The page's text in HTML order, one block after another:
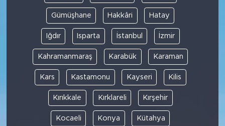
Gümüşhane Hakkâri Hatay
Iğdır Isparta İstanbul İzmir
Kahramanmaraş Karabük Karaman
Kars Kastamonu Kayseri Kilis
Kırıkkale Kırklareli Kırşehir
Kocaeli Konya Kütahya